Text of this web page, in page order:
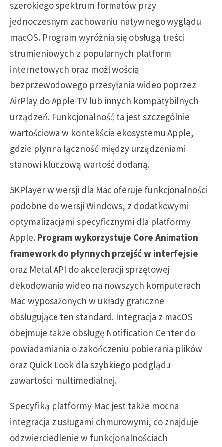
szerokiego spektrum formatów przy
jednoczesnym zachowaniu natywnego wyglądu
macOS. Program wyróżnia się obsługą treści
strumieniowych z popularnych platform
internetowych oraz możliwością
bezprzewodowego przesyłania wideo poprzez
AirPlay do Apple TV lub innych kompatybilnych
urządzeń. Funkcjonalność ta jest szczególnie
wartościowa w kontekście ekosystemu Apple,
gdzie płynna łączność między urządzeniami
stanowi kluczową wartość dodaną.
5KPlayer w wersji dla Mac oferuje funkcjonalności
podobne do wersji Windows, z dodatkowymi
optymalizacjami specyficznymi dla platformy
Apple. Program wykorzystuje Core Animation
framework do płynnych przejść w interfejsie
oraz Metal API do akceleracji sprzętowej
dekodowania wideo na nowszych komputerach
Mac wyposażonych w układy graficzne
obsługujące ten standard. Integracja z macOS
obejmuje także obsługę Notification Center do
powiadamiania o zakończeniu pobierania plików
oraz Quick Look dla szybkiego podglądu
zawartości multimedialnej.
Specyfiką platformy Mac jest także mocna
integracja z usługami chmurowymi, co znajduje
odzwierciedlenie w funkcjonalnościach